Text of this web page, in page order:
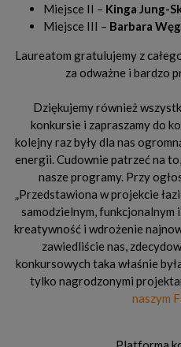
Miejsce II – Kinga Jung-
Miejsce III – Barbara
Laureatom gratulujemy z
za odważne i bardzo
Dziękujemy również
konkursie i zapraszamy do
kolejny raz były dla nas
energii. Cudownie patrzeć na
nasze programy. Przy
„Przedstawiona w projekcie
samodzielnym, funkcjonalnym
kreatywność i wdrożenie
zawiedliście nas,
konkursowych taka właśnie
tylko nagrodzonymi
naszym